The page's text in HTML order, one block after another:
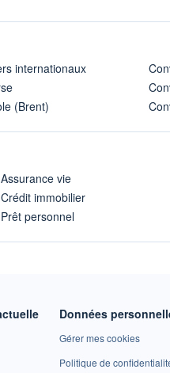
internationaux
(Brent)
Assurance vie
Crédit immobilier
Prêt personnel
Données
Gérer mes cookies
Politique de